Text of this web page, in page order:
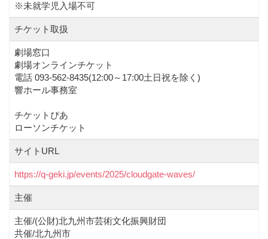
※未就学児入場不可
チケット取扱
劇場窓口
劇場オンラインチケット
電話 093-562-8435(12:00～17:00土日祝を除く)
響ホール事務室
チケットぴあ
ローソンチケット
サイトURL
https://q-geki.jp/events/2025/cloudgate-waves/
主催
主催/(公財)北九州市芸術文化振興財団
共催/北九州市